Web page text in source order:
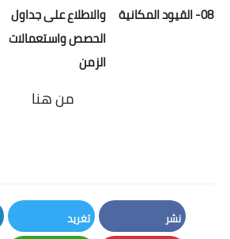
​08- القيود المكانية
والاطلاع على جداول
الحصص واستعمالات
الزمن
من هنا
نشر تغريد